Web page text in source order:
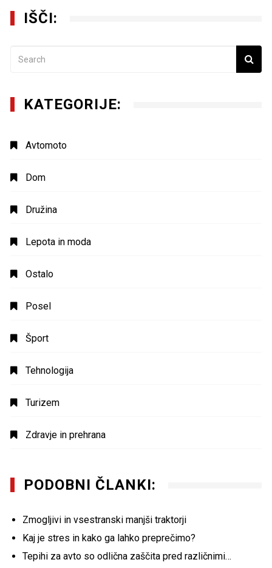
IŠČI:
KATEGORIJE:
Avtomoto
Dom
Družina
Lepota in moda
Ostalo
Posel
Šport
Tehnologija
Turizem
Zdravje in prehrana
PODOBNI ČLANKI:
Zmogljivi in vsestranski manjši traktorji
Kaj je stres in kako ga lahko preprečimo?
Tepihi za avto so odlična zaščita pred različnimi…